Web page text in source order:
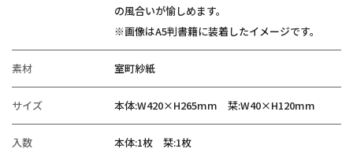
の風合いが愉しめます。
※画像はA5判書籍に装着したイメージです。
素材 室町紗紙
サイズ 本体:W420×H265mm 栞:W40×H120mm
入数 本体:1枚 栞:1枚